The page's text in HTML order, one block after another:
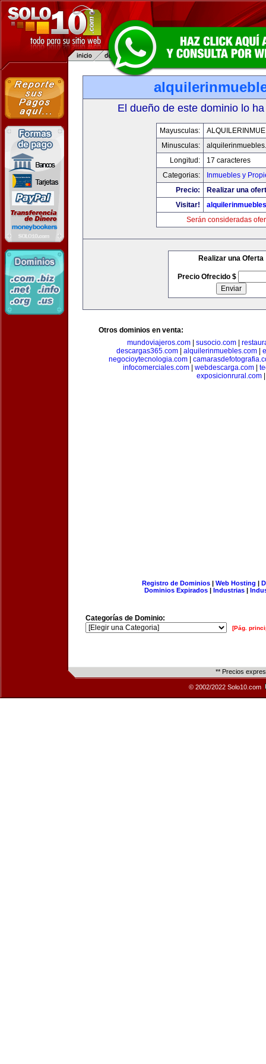
El dueño de este dominio lo
Mayusculas:
Minusculas:
Longitud:
17 caracteres
Categorias:
Inmuebles y
Precio:
Realizar una
Visitar!
Serán consideradas
Realizar una Oferta
Precio Ofrecido $
Otros dominios en venta:
mundoviajeros.com| susocio.com|
descargas365.com| alquilerinmuebles.com|
negocioytecnologia.com
infocomerciales.com| webdescarga.com|
exposicionrural.com
Registro de Dominios| Web Hosting |
Dominios Expirados | Industrias |
Categorías de Dominio:
[Pág.
** Precios
© 2002/2022 Solo10.com